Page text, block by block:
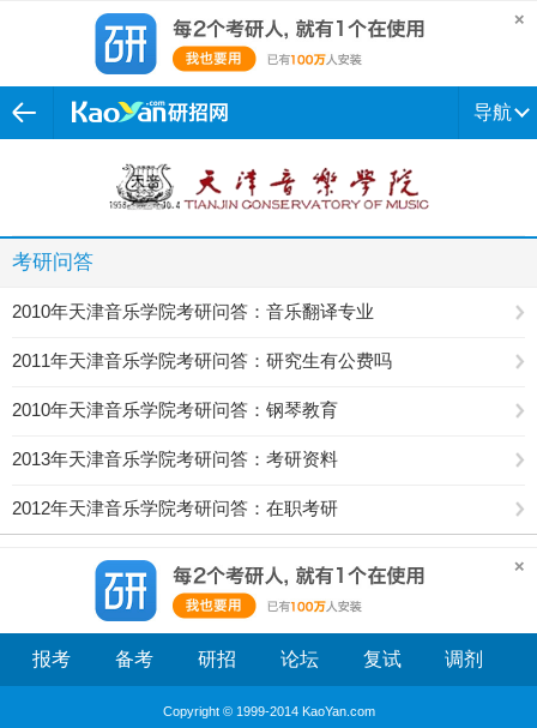
导航
考研问答
2010年天津音乐学院考研问答：音乐翻译专业
2011年天津音乐学院考研问答：研究生有公费吗
2010年天津音乐学院考研问答：钢琴教育
2013年天津音乐学院考研问答：考研资料
2012年天津音乐学院考研问答：在职考研
报考 备考 研招 论坛 复试 调剂
Copyright © 1999-2014 KaoYan.com